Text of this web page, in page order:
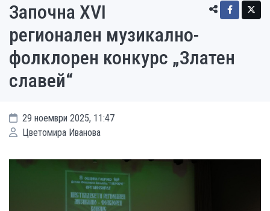
Започна XVI
регионален музикално-
фолклорен конкурс „Златен
славей“
29 ноември 2025, 11:47
Цветомира Иванова